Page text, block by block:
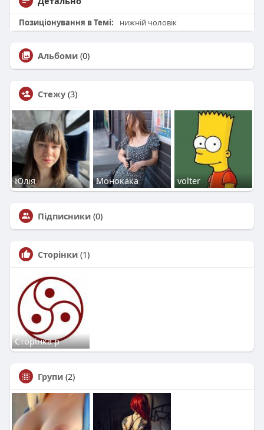
Позиціонування в Темі: нижній чоловік
Альбоми (0)
Стежу (3)
Юлія Монокака volter
Підписники (0)
Сторінки (1)
Сторінка р
Групи (2)